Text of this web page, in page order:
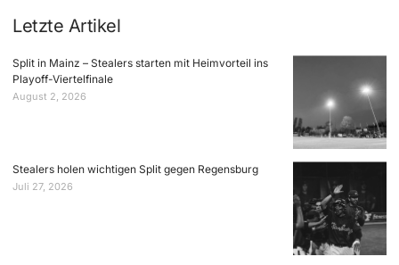
Letzte Artikel
Split in Mainz – Stealers starten mit Heimvorteil ins
Playoff-Viertelfinale
August 2, 2026
Stealers holen wichtigen Split gegen Regensburg
Juli 27, 2026